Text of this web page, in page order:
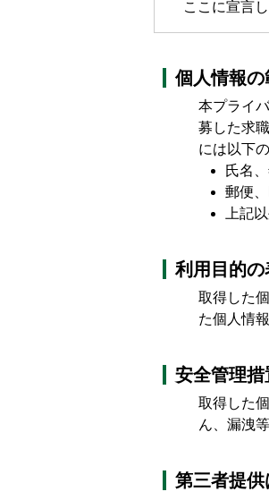
ここに宣言し
個人情報の
本プライ
募した求
には以下
氏名
郵便
上記
利用目的の
取得した
た個人情
安全管理
取得した
ん、漏洩
第三者提